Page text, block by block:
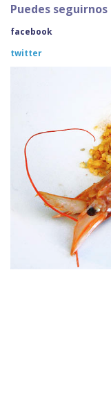
Puedes seguirnos
facebook
twitter